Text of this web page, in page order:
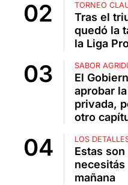
TORNEO
Tras el
quedó la
la Liga
SABOR
El
aprobar
privada,
otro
LOS
Estas
necesitás
mañana